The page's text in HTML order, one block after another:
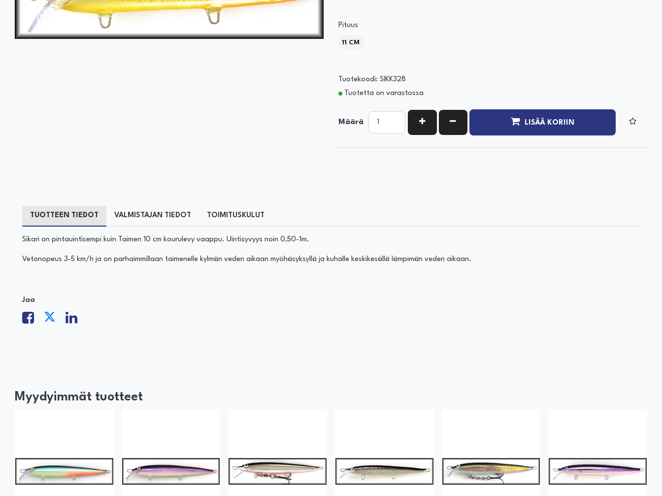
Pituus
11 CM
Tuotekoodi: SIKK328
Tuotetta on varastossa
Määrä KASVATA MÄÄRÄÄ
VÄHENNÄ MÄÄRÄÄ LISÄÄ KORIIN
TUOTTEEN TIEDOT VALMISTAJAN TIEDOT TOIMITUSKULUT
Sikari on pintauintisempi kuin Taimen 10 cm kourulevy vaappu. Uintisyvyys noin 0,50-1m.
Vetonopeus 3-5 km/h ja on parhaimmillaan taimenelle kylmän veden aikaan myöhäsyksyllä ja kuhalle keskikesällä lämpimän veden aikaan.
Jaa
Myydyimmät tuotteet